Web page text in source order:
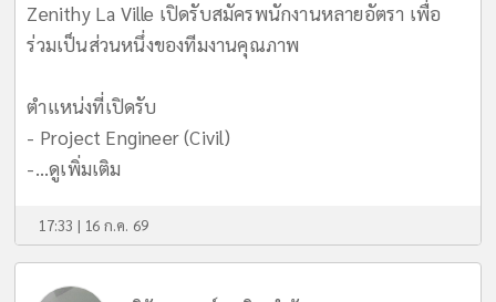
Zenithy La Ville เปิดรับสมัครพนักงานหลายอัตรา เพื่อ
ร่วมเป็นส่วนหนึ่งของทีมงานคุณภาพ
ตำแหน่งที่เปิดรับ
- Project Engineer (Civil)
-...ดูเพิ่มเติม
17:33 | 16 ก.ค. 69